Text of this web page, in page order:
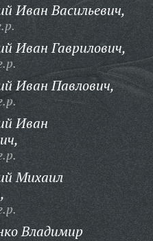
Иван Васильевич,
Иван Гаврилович,
Иван Павлович,
Иван
Михаил
Владимир